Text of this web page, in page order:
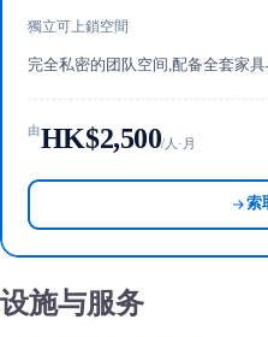
獨立可上鎖空間
完全私密的团队空间,配备全套家
由HK$2,500/人·月
索
设施与服务